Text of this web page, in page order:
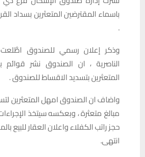
باسماء المقترضين المتعثرين بسداد
.
وذكر إعلان رسمي للصندوق اطَّلعت
الناصرية ، ان الصندوق نشر قوائم
المتعثرين بتسديد الاقساط للصندوق .
واضاف ان الصندوق امهل المتعثرين
مبالغ متعثرة ، وبعكسه سيتخذ
حجز راتب الكفلاء واعلان العقار للبيع
انتهى.‏